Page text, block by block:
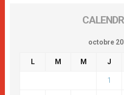
octobre
L M M J
1